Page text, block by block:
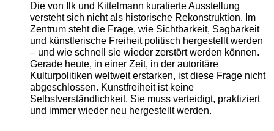
Die von Ilk und Kittelmann kuratierte Ausstellung
versteht sich nicht als historische Rekonstruktion. Im
Zentrum steht die Frage, wie Sichtbarkeit, Sagbarkeit
und künstlerische Freiheit politisch hergestellt werden
– und wie schnell sie wieder zerstört werden können.
Gerade heute, in einer Zeit, in der autoritäre
Kulturpolitiken weltweit erstarken, ist diese Frage nicht
abgeschlossen. Kunstfreiheit ist keine
Selbstverständlichkeit. Sie muss verteidigt, praktiziert
und immer wieder neu hergestellt werden.